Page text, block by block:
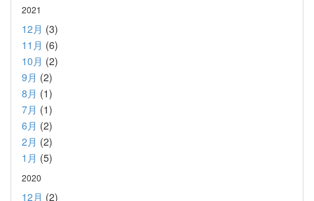
2021
12月 (3)
11月 (6)
10月 (2)
9月 (2)
8月 (1)
7月 (1)
6月 (2)
2月 (2)
1月 (5)
2020
12月 (2)